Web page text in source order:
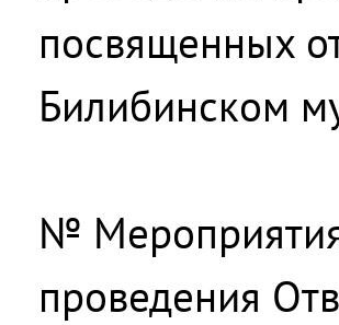
посвященных
Билибинском
№
проведения